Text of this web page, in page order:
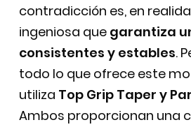
contradicción es, en
ingeniosa que garantiza
consistentes y estables.
todo lo que ofrece este
utiliza Top Grip Taper y
Ambos proporcionan una